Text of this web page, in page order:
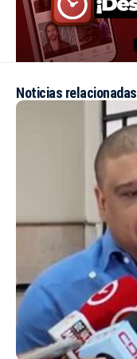
Noticias relacionadas